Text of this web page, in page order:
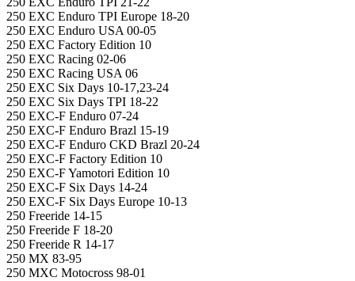
250 EXC Enduro TPI Europe 18-20
250 EXC Enduro USA 00-05
250 EXC Factory Edition 10
250 EXC Racing 02-06
250 EXC Racing USA 06
250 EXC Six Days 10-17,23-24
250 EXC Six Days TPI 18-22
250 EXC-F Enduro 07-24
250 EXC-F Enduro Brazl 15-19
250 EXC-F Enduro CKD Brazl 20-24
250 EXC-F Factory Edition 10
250 EXC-F Yamotori Edition 10
250 EXC-F Six Days 14-24
250 EXC-F Six Days Europe 10-13
250 Freeride 14-15
250 Freeride F 18-20
250 Freeride R 14-17
250 MX 83-95
250 MXC Motocross 98-01